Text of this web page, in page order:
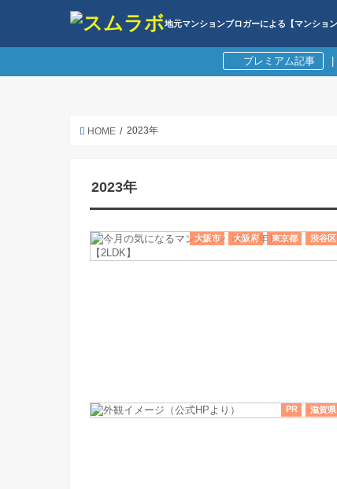
地元マンションブロガーによる【マンション
プレミアム記事
HOME 2023年
2023年
大阪市 大阪府 東京都 渋谷区
PR 滋賀県